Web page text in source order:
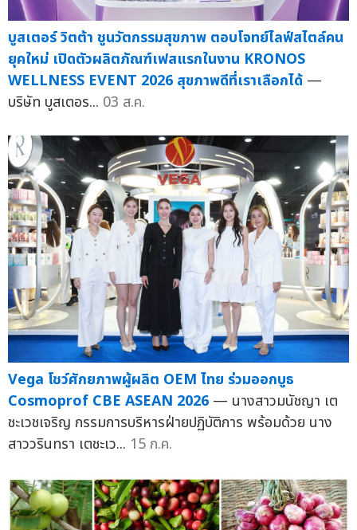
บูสเตอร์ วิตต้า ชูนวัตกรรมสุขภาพ ตอบโจทย์ไลฟ์สไตล์คน
ยุคใหม่ เปิดตัวผลิตภัณฑ์เฟสแรกในงาน KRONOS
WELLNESS EVENT 2026 สุขภาพดีที่เราเลือกได้ —
บริษัท บูสเตอร... 03 ส.ค.
Vega โชว์ศักยภาพผู้ผลิต OEM ไทย ร่วมออกบูธ
Cosmoprof CBE ASEAN 2026 — นางสาวมนัชญา เต
ชะเวชเจริญ กรรมการบริหารฝ่ายปฏิบัติการ พร้อมด้วย นาง
สาววรินทรา เตชะเว... 15 ก.ค.